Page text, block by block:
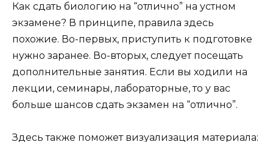
Как сдать биологию на “отлично” на устном
экзамене? В принципе, правила здесь
похожие. Во-первых, приступить к подготовке
нужно заранее. Во-вторых, следует посещать
дополнительные занятия. Если вы ходили на
лекции, семинары, лабораторные, то у вас
больше шансов сдать экзамен на “отлично”.
Здесь также поможет визуализация материала: